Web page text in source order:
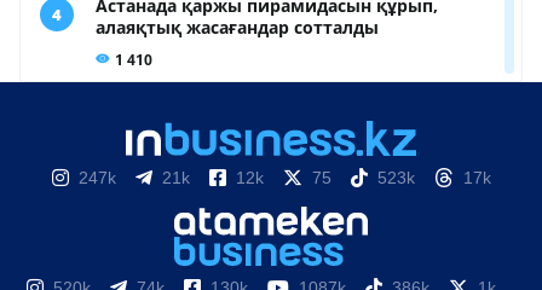
247k 21k 12k 75 523k 17k